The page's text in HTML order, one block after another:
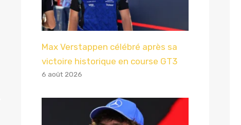
Max Verstappen célébré après sa
victoire historique en course GT3
6 août 2026